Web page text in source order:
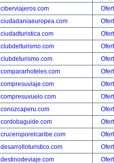
ciberviajeros.com
ciudadaniaeuropea.com
ciudadturistica.com
clubdelturismo.com
clubdeturismo.com
compararhoteles.com
compresuviaje.com
compresuvuelo.com
conozcaperu.com
cordobaguide.com
cruceroporelcaribe.com
desarrolloturistico.com
destinodeviaje.com